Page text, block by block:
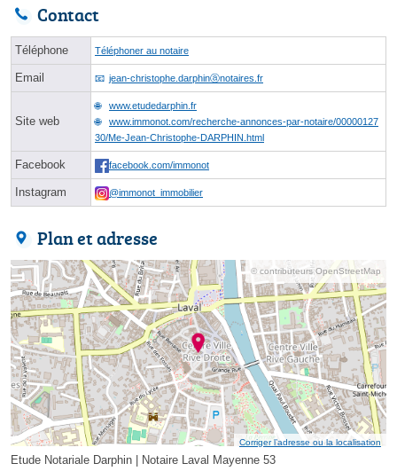
Contact
Téléphone Téléphoner au notaire
Email jean-christophe.darphinⓐnotaires.fr
Site web
www.etudedarphin.fr
www.immonot.com/recherche-annonces-par-notaire/00000127
30/Me-Jean-Christophe-DARPHIN.html
Facebook facebook.com/immonot
Instagram @immonot_immobilier
Plan et adresse
© contributeurs OpenStreetMap
Corriger l’adresse ou la localisation
Etude Notariale Darphin | Notaire Laval Mayenne 53